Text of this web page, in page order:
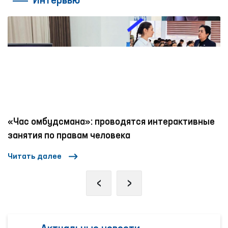
ограниченными возможностями.
«Час омбудсмана»: проводятся интерактивные
занятия по правам человека
Читать далее
‹ ›